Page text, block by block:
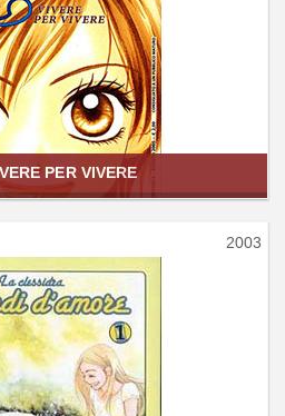
PER VIVERE
2003